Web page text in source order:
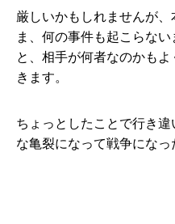
厳しいかもしれませんが
ま、何の事件も起こらな
と、相手が何者なのかも
きます。
ちょっとしたことで行き
な亀裂になって戦争になっ